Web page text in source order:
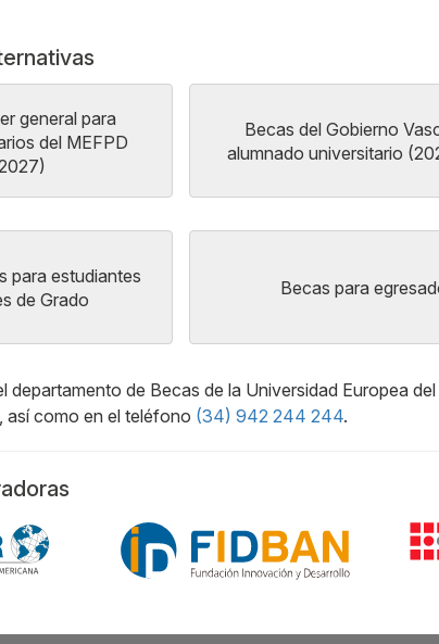
general para
del MEFPD
Becas del Gobierno
alumnado universitario
para estudiantes
de Grado
Becas para
departamento de Becas de la Universidad Europea
, así como en el teléfono (34) 942 244 244.